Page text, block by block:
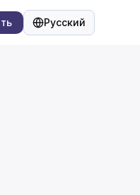
Русский
Язык